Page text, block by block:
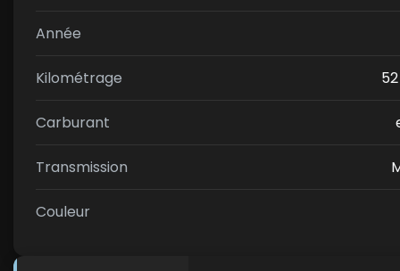
Année
Kilométrage
Carburant
Transmission
Couleur